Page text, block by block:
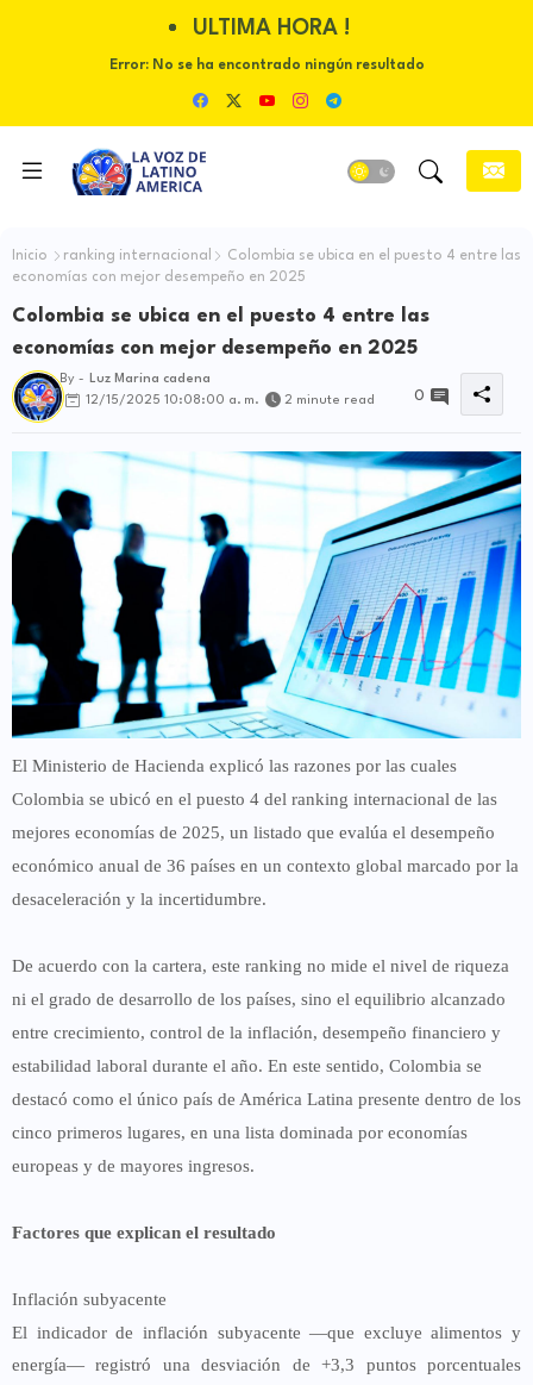
ULTIMA HORA !
Error:No se ha encontrado ningún resultado
Inicio ranking internacional
Colombia se ubica en el puesto 4 entre las
economías con mejor desempeño en 2025
Colombia se ubica en el puesto 4 entre las
economías con mejor desempeño en 2025
By -
Luz Marina cadena
12/15/2025 10:08:00 a. m.
2 minute read 0
El Ministerio de Hacienda explicó las razones por las cuales
Colombia se ubicó en el puesto 4 del ranking internacional de las
mejores economías de 2025, un listado que evalúa el desempeño
económico anual de 36 países en un contexto global marcado por la
desaceleración y la incertidumbre.
De acuerdo con la cartera, este ranking no mide el nivel de riqueza
ni el grado de desarrollo de los países, sino el equilibrio alcanzado
entre crecimiento, control de la inflación, desempeño financiero y
estabilidad laboral durante el año. En este sentido, Colombia se
destacó como el único país de América Latina presente dentro de los
cinco primeros lugares, en una lista dominada por economías
europeas y de mayores ingresos.
Factores que explican el resultado
Inflación subyacente
El indicador de inflación subyacente —que excluye alimentos y
energía— registró una desviación de+3,3 puntos porcentuales